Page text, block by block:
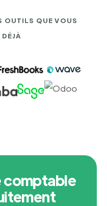
OUTILS QUE VOUS
comptable